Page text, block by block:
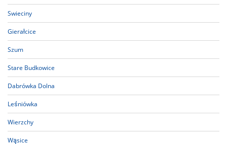
Swieciny
Gierałcice
Szum
Stare Budkowice
Dabrówka Dolna
Leśniówka
Wierzchy
Wąsice